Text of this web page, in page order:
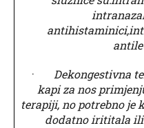
· Dekongestivna
kapi za nos
terapiji, no potrebno je
dodatno irititala ili